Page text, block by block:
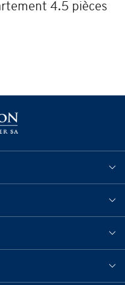
4.5 pièces